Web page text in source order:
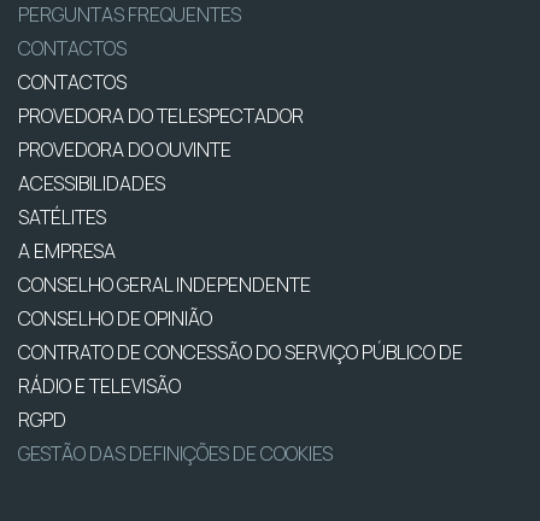
PERGUNTAS FREQUENTES
CONTACTOS
CONTACTOS
PROVEDORA DO TELESPECTADOR
PROVEDORA DO OUVINTE
ACESSIBILIDADES
SATÉLITES
A EMPRESA
CONSELHO GERAL INDEPENDENTE
CONSELHO DE OPINIÃO
CONTRATO DE CONCESSÃO DO SERVIÇO PÚBLICO DE
RÁDIO E TELEVISÃO
RGPD
GESTÃO DAS DEFINIÇÕES DE COOKIES